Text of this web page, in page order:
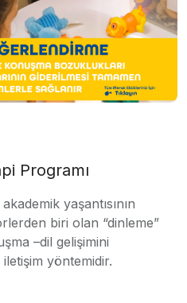
Programı
yaşantısının
biri olan “dinleme”
–dil gelişimini
yöntemidir.